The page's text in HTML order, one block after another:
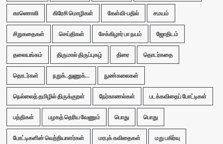
காணொலி கிரேசி மொழிகள் கேள்வி-பதில் சமயம்
சிறுகதைகள் செய்திகள் சேக்கிழார் பா நயம் ஜோதிடம்
தலையங்கம் திருமால் திருப்புகழ் திரை தொடர்கதை
தொடர்கள் நறுக்..துணுக்... நுண்கலைகள்
நெல்லைத் தமிழில் திருக்குறள் நேர்காணல்கள் படக்கவிதைப் போட்டிகள்
பத்திகள் பழகத் தெரிய வேணும் பொது பொது
போட்டிகளின் வெற்றியாளர்கள் மரபுக் கவிதைகள் மறு பகிர்வு